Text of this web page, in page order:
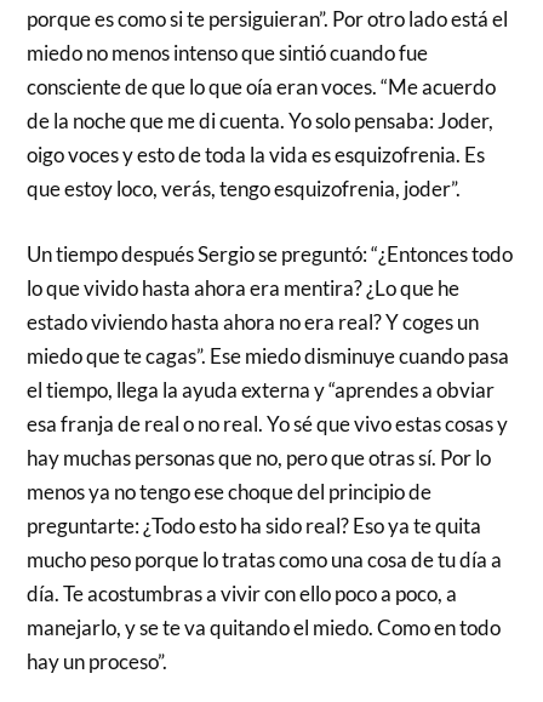
porque es como si te persiguieran”. Por otro lado está el
miedo no menos intenso que sintió cuando fue
consciente de que lo que oía eran voces. “Me acuerdo
de la noche que me di cuenta. Yo solo pensaba: Joder,
oigo voces y esto de toda la vida es esquizofrenia. Es
que estoy loco, verás, tengo esquizofrenia, joder”.
Un tiempo después Sergio se preguntó: “¿Entonces todo
lo que vivido hasta ahora era mentira? ¿Lo que he
estado viviendo hasta ahora no era real? Y coges un
miedo que te cagas”. Ese miedo disminuye cuando pasa
el tiempo, llega la ayuda externa y “aprendes a obviar
esa franja de real o no real. Yo sé que vivo estas cosas y
hay muchas personas que no, pero que otras sí. Por lo
menos ya no tengo ese choque del principio de
preguntarte: ¿Todo esto ha sido real? Eso ya te quita
mucho peso porque lo tratas como una cosa de tu día a
día. Te acostumbras a vivir con ello poco a poco, a
manejarlo, y se te va quitando el miedo. Como en todo
hay un proceso”.